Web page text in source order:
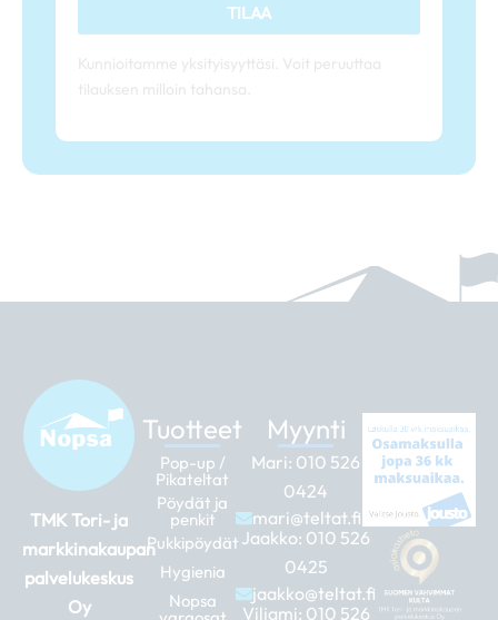
TILAA
TMK Tori- ja
markkinakaupan
palvelukeskus
Oy
Tuotteet
Pop-up /
Pikateltat
Pöydät ja
penkit
Pukkipöydät
Hygienia
Nopsa
Myynti
Mari: 010 526
0424
mari@teltat.fi
Jaakko: 010 526
0425
jaakko@teltat.fi
Viljami: 010 526